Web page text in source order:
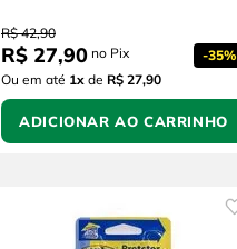
R$ 42,90
R$ 27,90 no Pix -35%
Ou em até 1x de R$ 27,90
ADICIONAR AO CARRINHO